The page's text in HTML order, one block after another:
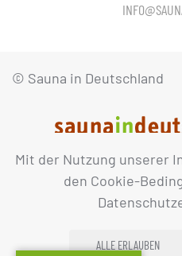
Mit der Nutzung unserer
den Cookie-
ALLE ERLAUBEN
© Sauna in Deutschland